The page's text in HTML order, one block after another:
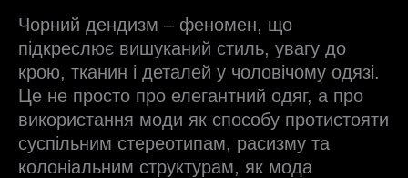
Чорний дендизм – феномен, що
підкреслює вишуканий стиль, увагу до
крою, тканин і деталей у чоловічому одязі.
Це не просто про елегантний одяг, а про
використання моди як способу протистояти
суспільним стереотипам, расизму та
колоніальним структурам, як мода